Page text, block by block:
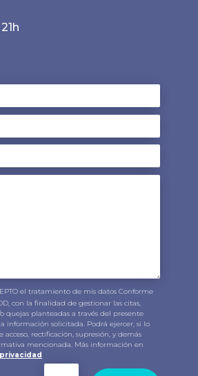
el tratamiento de mis datos Conforme
con la finalidad de gestionar las citas,
quejas planteadas a través del presente
información solicitada. Podrá ejercer, si lo
acceso, rectificación, supresión, y demás
mencionada. Más información en